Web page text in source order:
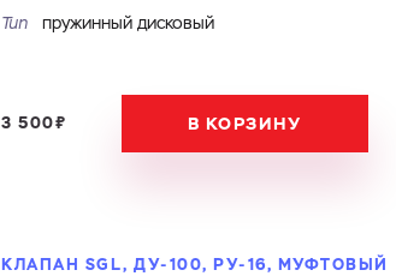
Тип
пружинный дисковый
3 500₽ В КОРЗИНУ
КЛАПАН SGL, ДУ-100, РУ-16, МУФТОВЫЙ